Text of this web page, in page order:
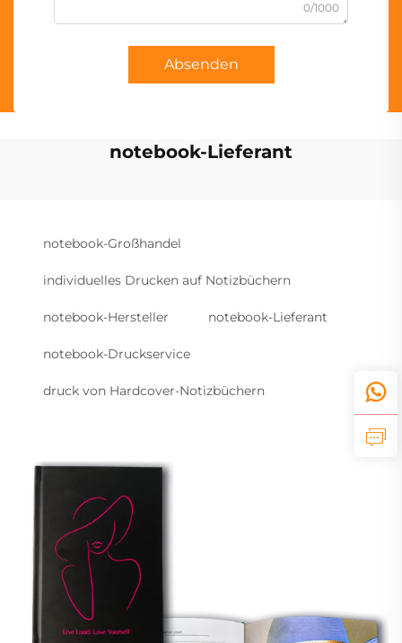
0/1000
Absenden
notebook-Lieferant
notebook-Großhandel
individuelles Drucken auf Notizbüchern
notebook-Hersteller notebook-Lieferant
notebook-Druckservice
druck von Hardcover-Notizbüchern